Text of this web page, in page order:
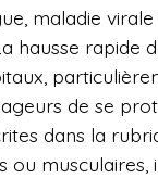
maladie
hausse rapide
de se
dans la
ou